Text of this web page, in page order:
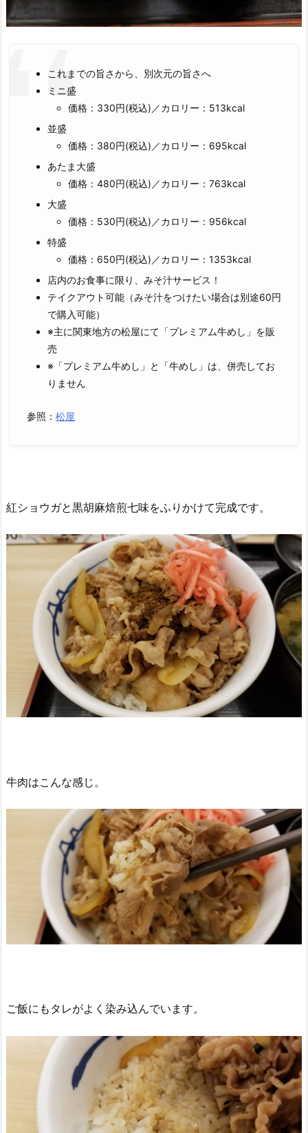
これまでの旨さから、別次元の旨さへ
ミニ盛
価格：330円(税込)／カロリー：513kcal
並盛
価格：380円(税込)／カロリー：695kcal
あたま大盛
価格：480円(税込)／カロリー：763kcal
大盛
価格：530円(税込)／カロリー：956kcal
特盛
価格：650円(税込)／カロリー：1353kcal
店内のお食事に限り、みそ汁サービス！
テイクアウト可能（みそ汁をつけたい場合は別途60円
で購入可能）
※主に関東地方の松屋にて「プレミアム牛めし」を販
売
※「プレミアム牛めし」と「牛めし」は、併売してお
りません
参照： 松屋
紅ショウガと黒胡麻焙煎七味をふりかけて完成です。
牛肉はこんな感じ。
ご飯にもタレがよく染み込んでいます。